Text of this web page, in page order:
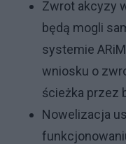
Zwrot akcyzy
będą mogli
systemie
wniosku o
ścieżka przez
Nowelizacja